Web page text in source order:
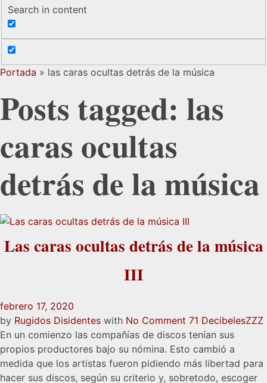
Search in content
Portada » las caras ocultas detrás de la música
Posts tagged: las
caras ocultas
detrás de la música
Las caras ocultas detrás de la música
III
febrero 17, 2020
by Rugidos Disidentes with No Comment 71 DecibelesZZZ
En un comienzo las compañías de discos tenían sus
propios productores bajo su nómina. Esto cambió a
medida que los artistas fueron pidiendo más libertad para
hacer sus discos, según su criterio y, sobretodo, escoger